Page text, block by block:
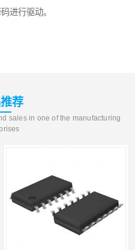
进行驱动。
荐
sales in one of the manufacturing